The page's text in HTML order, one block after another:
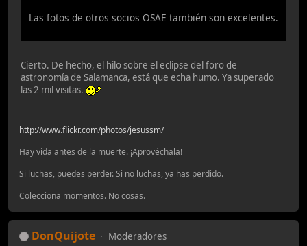
Las fotos de otros socios OSAE también son excelentes.
Cierto. De hecho, el hilo sobre el eclipse del foro de
astronomía de Salamanca, está que echa humo. Ya superado
las 2 mil visitas.
http://www.flickr.com/photos/jesussm/
Hay vida antes de la muerte. ¡Aprovéchala!
Si luchas, puedes perder. Si no luchas, ya has perdido.
Colecciona momentos. No cosas.
DonQuijote
Moderadores